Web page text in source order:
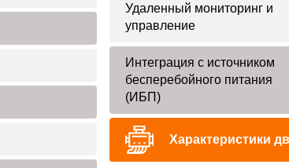
Удаленный мониторинг и
управление
Интеграция с источником
бесперебойного питания
(ИБП)
Характеристики